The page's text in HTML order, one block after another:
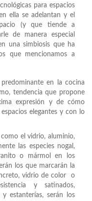
para espacios
ella se adelantan y el
(y que tiende a
de manera especial
una simbiosis que ha
que mencionamos a
en la cocina
tendencia que propone
expresión y de cómo
elegantes y con lo
el vidrio, aluminio,
las especies nogal,
o mármol en los
los que marcarán la
vidrio de color o
y satinados,
y estanterías, serán los